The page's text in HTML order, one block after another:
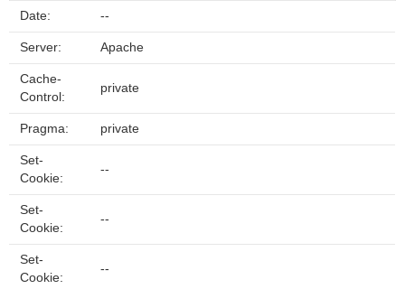
Date: --
Server: Apache
Cache-
Control:
private
Pragma: private
Set-
Cookie:
--
Set-
Cookie:
--
Set-
Cookie:
--